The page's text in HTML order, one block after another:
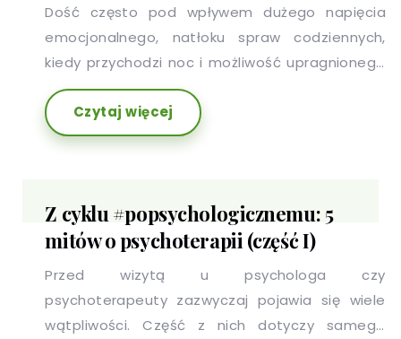
Dość często pod wpływem dużego napięcia
emocjonalnego, natłoku spraw codziennych,
kiedy przychodzi noc i możliwość upragnionego
odpoczynku...nie możemy zasnąć. Napięcie
nerwowe jest reakcją na trudne, stresujące
sytuacje, które o ile występują krótkotrwale,
stres prowadzi do ogólnego osłabienia,
przewlekłego zmęczenia, spadku energii czy
Czytaj więcej
Z cyklu #popsychologicznemu: 5
mitów o psychoterapii (część I)
Przed wizytą u psychologa czy
psychoterapeuty zazwyczaj pojawia się wiele
wątpliwości. Część z nich dotyczy samego